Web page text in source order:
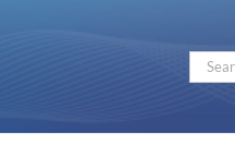
Search
for: